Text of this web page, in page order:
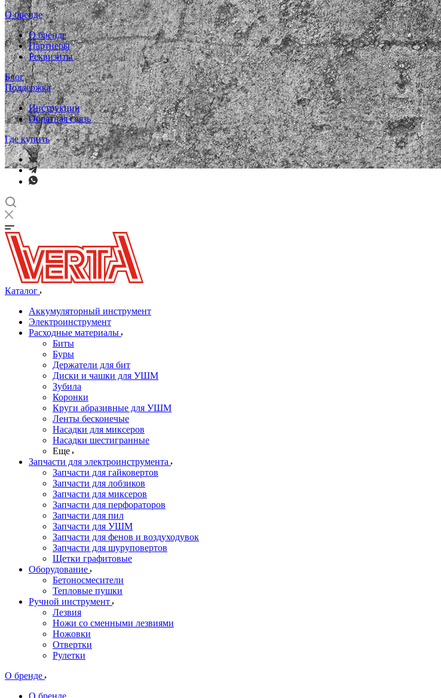
О бренде
О бренде
Партнеры
Реквизиты
Блог
Поддержка
Инструкции
Обратная связь
Где купить
Каталог
Аккумуляторный инструмент
Электроинструмент
Расходные материалы
Биты
Буры
Держатели для бит
Диски и чашки для УШМ
Зубила
Коронки
Круги абразивные для УШМ
Ленты бесконечые
Насадки для миксеров
Насадки шестигранные
Еще
Запчасти для электроинструмента
Запчасти для гайковертов
Запчасти для лобзиков
Запчасти для миксеров
Запчасти для перфораторов
Запчасти для пил
Запчасти для УШМ
Запчасти для фенов и воздуходувок
Запчасти для шуруповертов
Щетки графитовые
Оборудование
Бетоносмесители
Тепловые пушки
Ручной инструмент
Лезвия
Ножи со сменными лезвиями
Ножовки
Отвертки
Рулетки
О бренде
О бренде